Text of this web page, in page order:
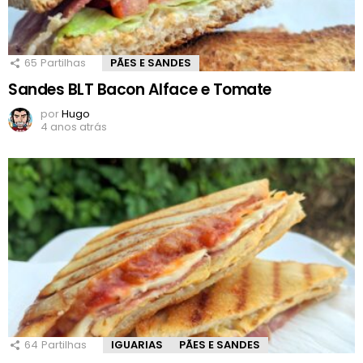
65 Partilhas PÃES E SANDES
Sandes BLT Bacon Alface e Tomate
porHugo
4 anos atrás
64 Partilhas IGUARIAS PÃES E SANDES